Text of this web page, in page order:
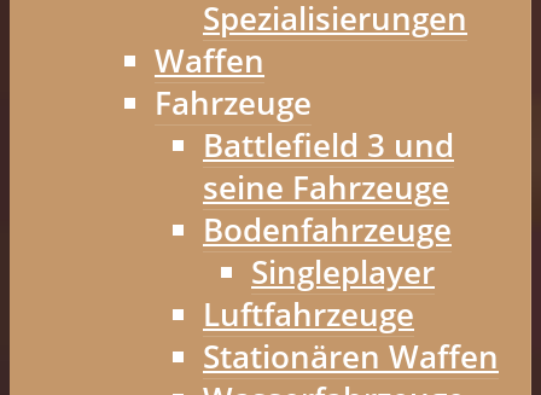
Spezialisierungen
Waffen
Fahrzeuge
Battlefield 3 und
seine Fahrzeuge
Bodenfahrzeuge
Singleplayer
Luftfahrzeuge
Stationären Waffen